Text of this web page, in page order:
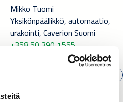
Mikko Tuomi
Yksikönpäällikkö, automaatio,
urakointi, Caverion Suomi
+358 50 390 1555
SÄHKÖPOSTI